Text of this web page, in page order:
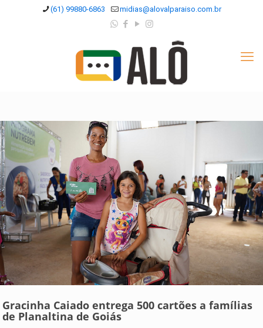
(61) 99880-6863 midias@alovalparaiso.com.br
Gracinha Caiado entrega 500 cartões a famílias
de Planaltina de Goiás